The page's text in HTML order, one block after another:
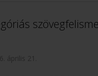
április 21.